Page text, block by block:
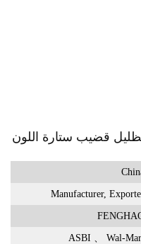
قضيب ستارة اللون
Manufacturer,
ASBI 、 Wal-